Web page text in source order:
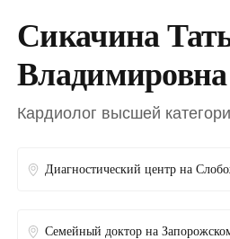
Сикачина
Владимировна
Кардиолог высшей
Диагностический центр на
Семейный доктор на